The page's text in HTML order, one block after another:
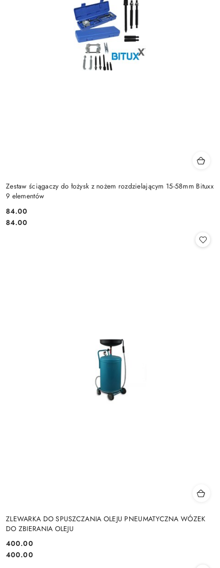
Zestaw ściągaczy do łożysk z nożem rozdzielającym 15-58mm Bituxx
9 elementów
Cena:
84.00
Cena:
84.00
ZLEWARKA DO SPUSZCZANIA OLEJU PNEUMATYCZNA WÓZEK
DO ZBIERANIA OLEJU
Cena:
400.00
Cena:
400.00